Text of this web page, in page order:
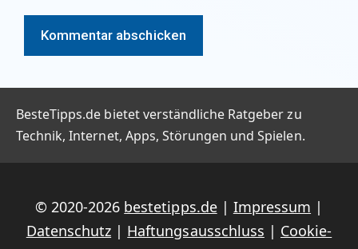
BesteTipps.de bietet verständliche Ratgeber zu
Technik, Internet, Apps, Störungen und Spielen.
© 2020-2026 bestetipps.de| Impressum |
Datenschutz | Haftungsausschluss | Cookie-